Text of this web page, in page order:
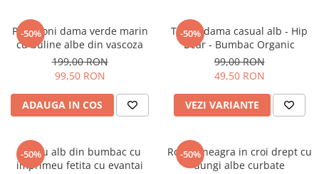
-50%
Pantaloni dama verde marin
cu buline albe din vascoza
199,00 RON
99,50 RON
ADAUGA IN COS
-50%
Tricou dama casual alb - Hip
Bear - Bumbac Organic
99,00 RON
49,50 RON
VEZI VARIANTE
-50%
Tricou alb din bumbac cu
imprimeu fetita cu evantai
-50%
Rochie neagra in croi drept cu
dungi albe curbate